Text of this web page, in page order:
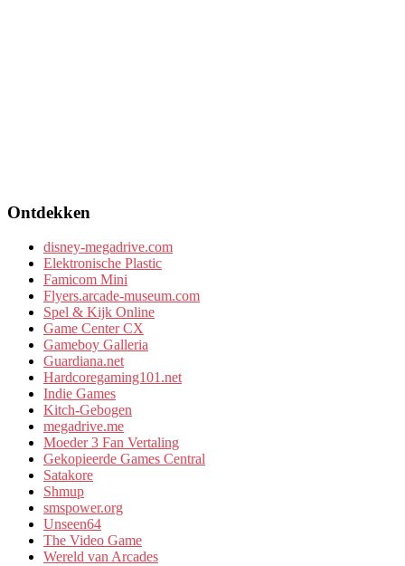
Ontdekken
disney-megadrive.com
Elektronische Plastic
Famicom Mini
Flyers.arcade-museum.com
Spel & Kijk Online
Game Center CX
Gameboy Galleria
Guardiana.net
Hardcoregaming101.net
Indie Games
Kitch-Gebogen
megadrive.me
Moeder 3 Fan Vertaling
Gekopieerde Games Central
Satakore
Shmup
smspower.org
Unseen64
The Video Game
Wereld van Arcades